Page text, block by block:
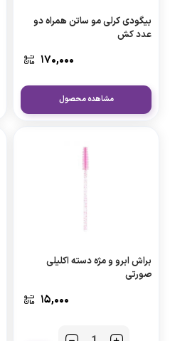
بیگودی کرلی مو ساتن همراه دو
عدد کش
۱۷۰,۰۰۰
مشاهده محصول
براش ابرو و مژه دسته اکلیلی
صورتی
۱۵,۰۰۰